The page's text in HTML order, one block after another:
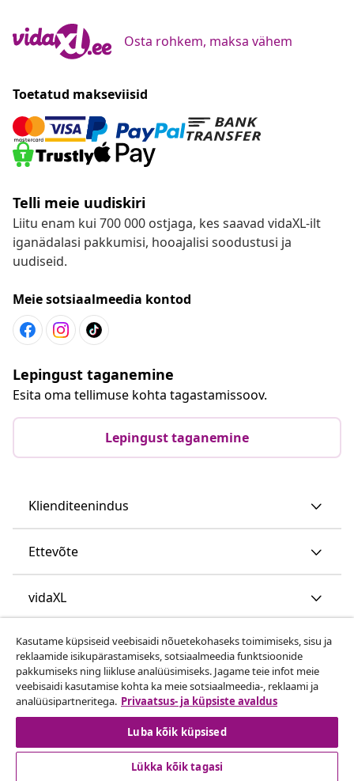
Osta rohkem, maksa vähem
Toetatud makseviisid
Telli meie uudiskiri
Liitu enam kui 700 000 ostjaga, kes saavad vidaXL-ilt
iganädalasi pakkumisi, hooajalisi soodustusi ja
uudiseid.
Meie sotsiaalmeedia kontod
Lepingust taganemine
Esita oma tellimuse kohta tagastamissoov.
Lepingust taganemine
Klienditeenindus
Ettevõte
vidaXL
Vaata rohkem
© 2008-2026 vidaXL www.vidaxl.ee on vidaXL Marketplace
Kasutame küpsiseid veebisaidi nõuetekohaseks toimimiseks, sisu ja
reklaamide isikupärastamiseks, sotsiaalmeedia funktsioonide
pakkumiseks ning liikluse analüüsimiseks. Jagame teie infot meie
veebisaidi kasutamise kohta ka meie sotsiaalmeedia-, reklaami ja
analüüsipartneritega. Privaatsus- ja küpsiste avaldus
Luba kõik küpsised
Lükka kõik tagasi